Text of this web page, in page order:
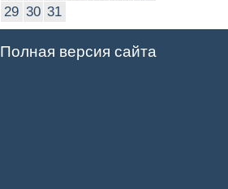
29 30 31
Полная версия сайта